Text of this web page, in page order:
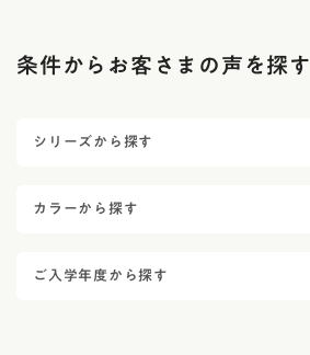
ジ
送
条件からお客さまの声を探す
シリーズから探す
カラーから探す
ご入学年度から探す